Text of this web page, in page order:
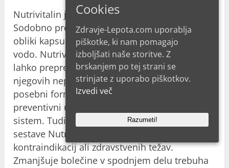
Nutrivitalin je napredna biorešitev za cistitis.
Sodobno prehransko dopolnilo je zasnovano v
obliki kapsul, ki jih je treba dnevno zaužiti z
vodo. Nutrivitalin olajša proces uriniranja in
lahko prepreči razvoj cistitisa z lajšanjem
njegovih neprijetnih simptomov. Zahvaljujoč
posebni formuli ima izdelek antiseptični in
preventivni učinek na celoten genitourinarni
sistem. Tudi zaradi svoje popolnoma organske
sestave Nutrivitalin ne povzroča
kontraindikacij ali zdravstvenih težav.
Zmanjšuje bolečine v spodnjem delu trebuha
Cookies
Zdravje-Lepota.com uporablja
piškotke, ki nam pomagajo
izboljšati naše storitve. Z
brskanjem po tej strani se
strinjate z uporabo piškotkov.
Izvedi več
Razumeti!